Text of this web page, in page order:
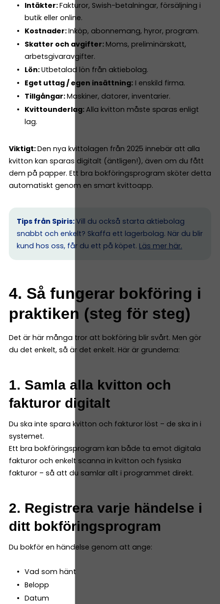
Intäkter:Fakturor, Swish-betalningar, försäljning i
butik eller online.
Kostnader:Inköp, abonnemang, hyror, program.
Skatter och avgifter: Moms, preliminärskatt,
arbetsgivaravgifter.
Lön:Utbetalad lön från aktiebolag.
Eget uttag / egen insättning:I enskild firma.
Tillgångar:Maskiner, datorer, inventarier.
Kvittounderlag:Alla kvitton måste sparas enligt
lag.
Viktigt:Den nya kvittolagen från 2025 innebär att alla
kvitton kan sparas digitalt (äntligen!), även om du fått
dem på papper. Ett bra bokföringsprogram sköter detta
automatiskt genom en smart kvittoapp.
Tips från Spiris:Vill du också starta aktiebolag
snabbt och enkelt? Skaffa ett lagerbolag. När du blir
kund hos oss, får du ett på köpet. Läs mer här.
4. Så fungerar bokföring i
praktiken (steg för steg)
Det är här många tror att bokföring blir svårt. Men gör
du det enkelt, så är det enkelt. Här är grunderna:
1. Samla alla kvitton och
fakturor digitalt
Du ska inte spara kvitton och fakturor löst – de ska in i
systemet.
Ett bra bokföringsprogram kan både ta emot digitala
fakturor och enkelt scanna in kvitton och fysiska
fakturor – så att du samlar allt i programmet direkt.
2. Registrera varje händelse i
ditt bokföringsprogram
Du bokför en händelse genom att ange:
Vad som hänt
Belopp
Datum